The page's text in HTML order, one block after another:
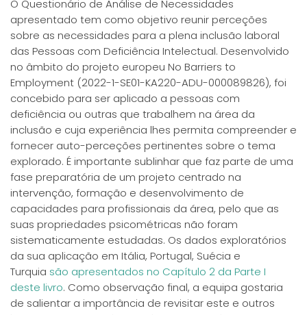
O Questionário de Análise de Necessidades
apresentado tem como objetivo reunir perceções
sobre as necessidades para a plena inclusão laboral
das Pessoas com Deficiência Intelectual. Desenvolvido
no âmbito do projeto europeu No Barriers to
Employment (2022-1-SE01-KA220-ADU-000089826), foi
concebido para ser aplicado a pessoas com
deficiência ou outras que trabalhem na área da
inclusão e cuja experiência lhes permita compreender e
fornecer auto-perceções pertinentes sobre o tema
explorado. É importante sublinhar que faz parte de uma
fase preparatória de um projeto centrado na
intervenção, formação e desenvolvimento de
capacidades para profissionais da área, pelo que as
suas propriedades psicométricas não foram
sistematicamente estudadas. Os dados exploratórios
da sua aplicação em Itália, Portugal, Suécia e
Turquia são apresentados no Capítulo 2 da Parte I
deste livro. Como observação final, a equipa gostaria
de salientar a importância de revisitar este e outros